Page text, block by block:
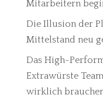
Mitarbeitern
Die Illusion der
Mittelstand neu
Das High-
Extrawürste
wirklich